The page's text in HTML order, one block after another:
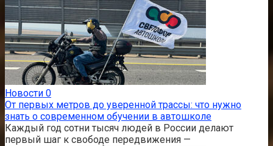
Новости 0
От первых метров до уверенной трассы: что нужно
знать о современном обучении в автошколе
Каждый год сотни тысяч людей в России делают
первый шаг к свободе передвижения —